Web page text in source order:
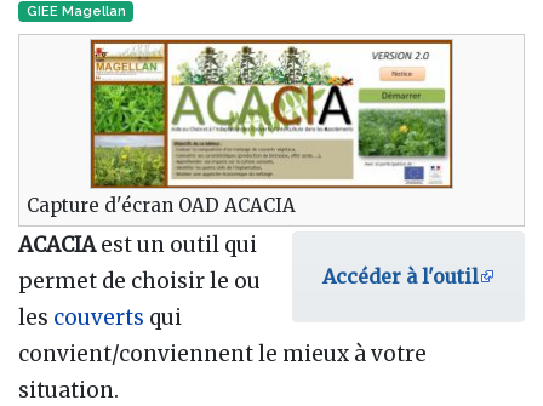
GIEE Magellan
Capture d'écran OAD ACACIA
Accéder à l'outil
ACACIAest un outil qui
permet de choisir le ou
les couverts qui
convient/conviennent le mieux à votre
situation.